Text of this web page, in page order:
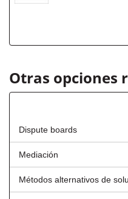
Otras opciones
Dispute boards
Mediación
Métodos alternativos de